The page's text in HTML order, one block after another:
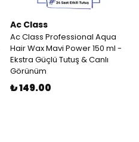
Ac Class
Ac Class Professional Aqua
Hair Wax Mavi Power 150 ml -
Ekstra Güçlü Tutuş & Canlı
Görünüm
₺ 149.00